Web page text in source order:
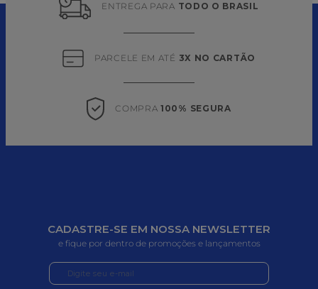
ENTREGA PARA TODO O BRASIL
PARCELE EM ATÉ 3X NO CARTÃO
COMPRA 100% SEGURA
CADASTRE-SE EM NOSSA NEWSLETTER
e fique por dentro de promoções e lançamentos